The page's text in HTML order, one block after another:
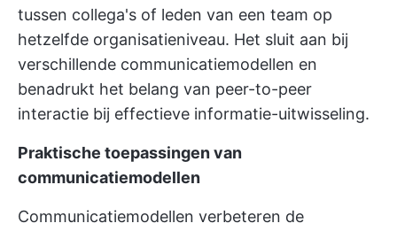
tussen collega's of leden van een team op
hetzelfde organisatieniveau. Het sluit aan bij
verschillende communicatiemodellen en
benadrukt het belang van peer-to-peer
interactie bij effectieve informatie-uitwisseling.
Praktische toepassingen van
communicatiemodellen
Communicatiemodellen verbeteren de